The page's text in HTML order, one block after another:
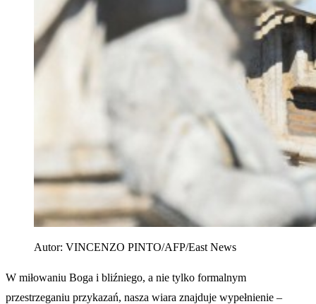
Autor: VINCENZO PINTO/AFP/East News
W miłowaniu Boga i bliźniego, a nie tylko formalnym
przestrzeganiu przykazań, nasza wiara znajduje wypełnienie –